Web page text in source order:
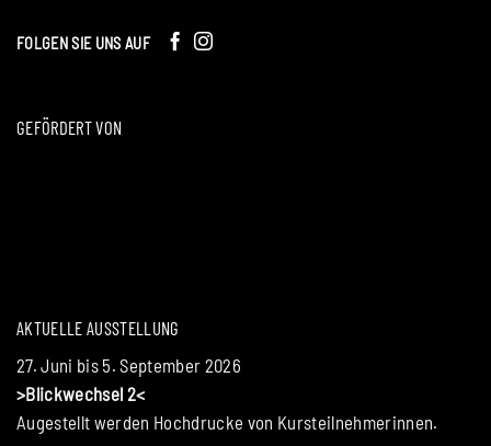
FOLGEN SIE UNS AUF
GEFÖRDERT VON
AKTUELLE AUSSTELLUNG
27. Juni bis 5. September 2026
>Blickwechsel 2<
Augestellt werden Hochdrucke von Kursteilnehmerinnen.